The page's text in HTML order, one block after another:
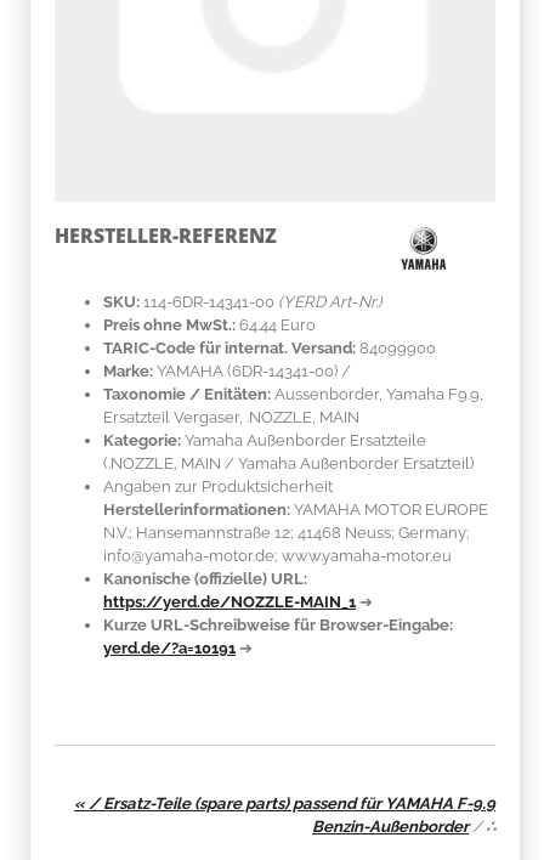
HERSTELLER-REFERENZ
SKU: 114-6DR-14341-00 (YERD Art-Nr.)
Preis ohne MwSt.: 64.44 Euro
TARIC-Code für internat. Versand: 84099900
Marke: YAMAHA (6DR-14341-00) /
Taxonomie / Enitäten: Aussenborder, Yamaha F9.9,
Ersatzteil Vergaser, .NOZZLE, MAIN
Kategorie: Yamaha Außenborder Ersatzteile
(.NOZZLE, MAIN / Yamaha Außenborder Ersatzteil)
Angaben zur Produktsicherheit
Herstellerinformationen: YAMAHA MOTOR EUROPE
N.V.; Hansemannstraße 12; 41468 Neuss; Germany;
info@yamaha-motor.de; www.yamaha-motor.eu
Kanonische (offizielle) URL:
https://yerd.de/NOZZLE-MAIN_1 ➔
Kurze URL-Schreibweise für Browser-Eingabe:
yerd.de/?a=10191 ➔
« / Ersatz-Teile (spare parts) passend für YAMAHA F-9.9
Benzin-Außenborder/∴